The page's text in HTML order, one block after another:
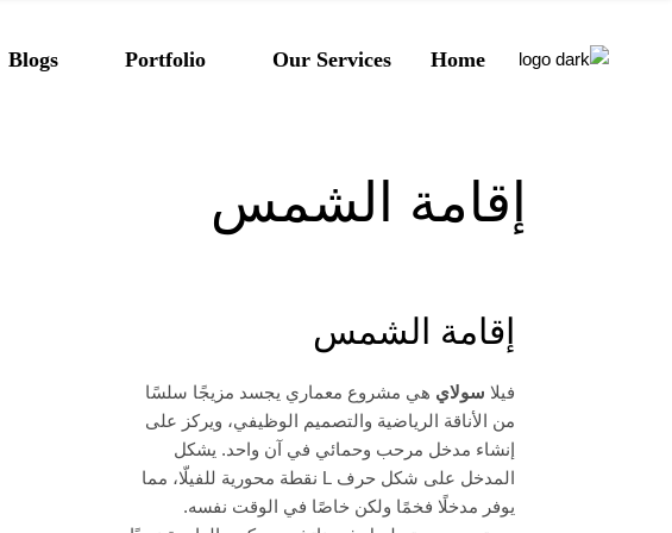
Home
Our Services
Portfolio
Blogs
إقامة الشمس
إقامة الشمس
فيلا سولاي هي مشروع معماري يجسد مزيجًا سلسًا
من الأناقة الرياضية والتصميم الوظيفي، ويركز على
إنشاء مدخل مرحب وحمائي في آن واحد. يشكل
المدخل على شكل حرف L نقطة محورية للفيلّا، مما
يوفر مدخلًا فخمًا ولكن خاصًا في الوقت نفسه.